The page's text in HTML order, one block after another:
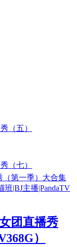
（五）
（七）
团直播秀
）